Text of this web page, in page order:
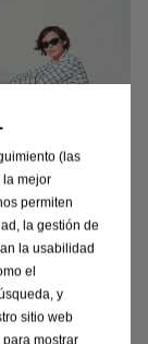
vigente,
(las
la mejor
permiten
la gestión de
la usabilidad
el
y
sitio web
mostrar